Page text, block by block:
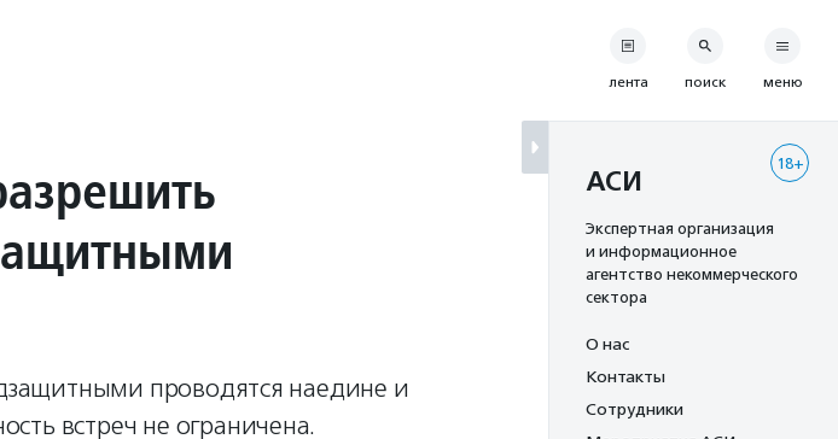
проводятся наедине и
встреч не ограничена.
лента поиск меню
18+
АСИ
Экспертная организация
и информационное
агентство некоммерческого
сектора
О нас
Контакты
Сотрудники